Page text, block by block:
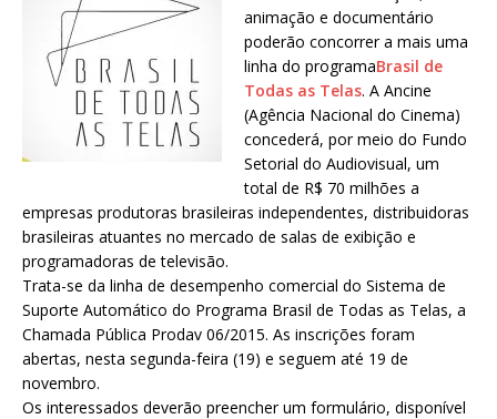
animação e documentário
poderão concorrer a mais uma
linha do programaBrasil de
Todas as Telas. A Ancine
(Agência Nacional do Cinema)
concederá, por meio do Fundo
Setorial do Audiovisual, um
total de R$ 70 milhões a
empresas produtoras brasileiras independentes, distribuidoras
brasileiras atuantes no mercado de salas de exibição e
programadoras de televisão.
Trata-se da linha de desempenho comercial do Sistema de
Suporte Automático do Programa Brasil de Todas as Telas, a
Chamada Pública Prodav 06/2015. As inscrições foram
abertas, nesta segunda-feira (19) e seguem até 19 de
novembro.
Os interessados deverão preencher um formulário, disponível